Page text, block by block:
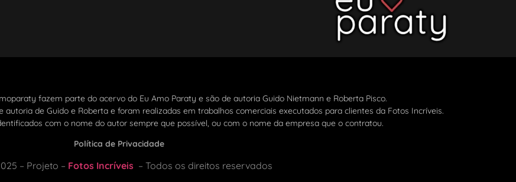
fazem parte do acervo do Eu Amo Paraty e são de autoria Guido Nietmann e Roberta Pisco.
de Guido e Roberta e foram realizadas em trabalhos comerciais executados para clientes da Fotos Incríveis.
com o nome do autor sempre que possível, ou com o nome da empresa que o contratou.
Política de Privacidade
– Projeto – Fotos Incríveis– Todos os direitos reservados